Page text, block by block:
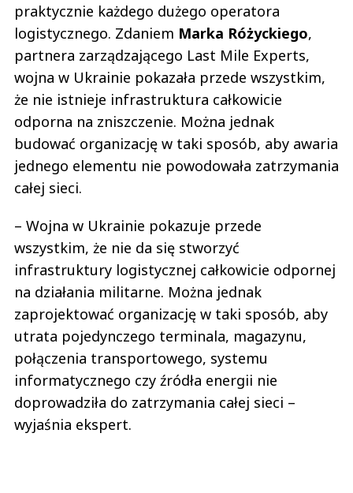
praktycznie każdego dużego operatora
logistycznego. Zdaniem Marka Różyckiego,
partnera zarządzającego Last Mile Experts,
wojna w Ukrainie pokazała przede wszystkim,
że nie istnieje infrastruktura całkowicie
odporna na zniszczenie. Można jednak
budować organizację w taki sposób, aby awaria
jednego elementu nie powodowała zatrzymania
całej sieci.
– Wojna w Ukrainie pokazuje przede
wszystkim, że nie da się stworzyć
infrastruktury logistycznej całkowicie odpornej
na działania militarne. Można jednak
zaprojektować organizację w taki sposób, aby
utrata pojedynczego terminala, magazynu,
połączenia transportowego, systemu
informatycznego czy źródła energii nie
doprowadziła do zatrzymania całej sieci –
wyjaśnia ekspert.